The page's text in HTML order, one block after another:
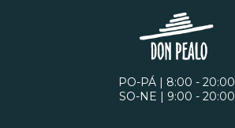
PO-PÁ | 8:00 - 20:00
SO-NE | 9:00 - 20:00